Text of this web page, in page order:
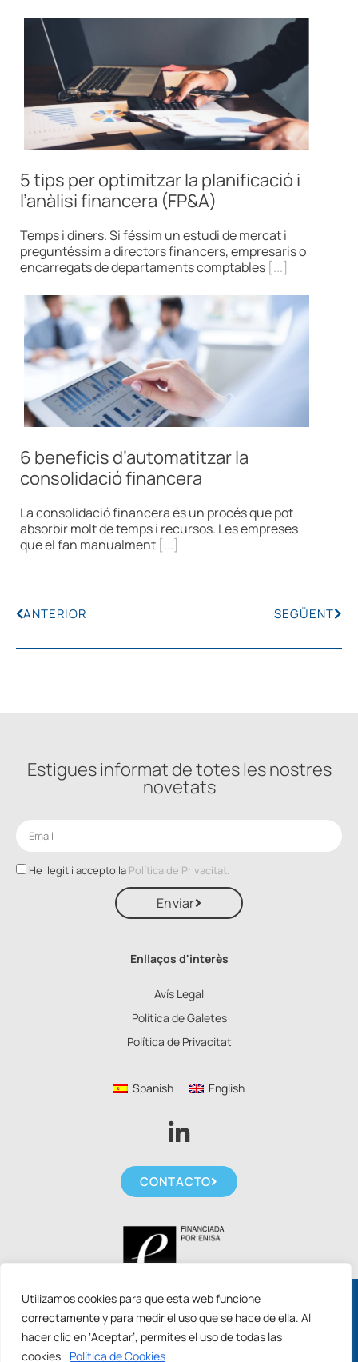
Utilizamos cookies para que esta web funcione
correctamente y para medir el uso que se hace de ella. Al
hacer clic en ‘Aceptar’, permites el uso de todas las
cookies. Política de Cookies
5 tips per optimitzar la planificació i
l’anàlisi financera (FP&A)
Temps i diners. Si féssim un estudi de mercat i
preguntéssim a directors financers, empresaris o
encarregats de departaments comptables [...]
6 beneficis d’automatitzar la
consolidació financera
La consolidació financera és un procés que pot
absorbir molt de temps i recursos. Les empreses
que el fan manualment [...]
ANTERIOR SEGÜENT
Estigues informat de totes les nostres
novetats
He llegit i accepto la Política de Privacitat.
Enviar
Enllaços d'interès
Avís Legal
Política de Galetes
Política de Privacitat
Spanish English
CONTACTO
Sol·licita les noves ajudes ACCIÓ 2026 per
arrencar amb els teus projectes d'IA.